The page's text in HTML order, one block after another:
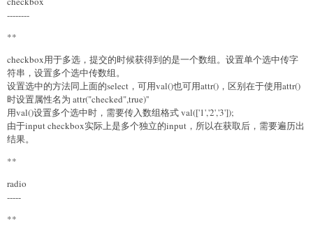
--------
**
checkbox用于多选，提交的时候获得到的是一个数组。设置单个选中传字
符串，设置多个选中传数组。
设置选中的方法同上面的select，可用val()也可用attr()，区别在于使用attr()
时设置属性名为 attr("checked",true)''
用val()设置多个选中时，需要传入数组格式 val(['1','2','3']);
由于input checkbox实际上是多个独立的input，所以在获取后，需要遍历出
结果。
**
radio
-----
**